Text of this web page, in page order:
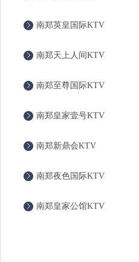
南郑英皇国际KTV
南郑天上人间KTV
南郑至尊国际KTV
南郑皇家壹号KTV
南郑新鼎会KTV
南郑夜色国际KTV
南郑皇家公馆KTV